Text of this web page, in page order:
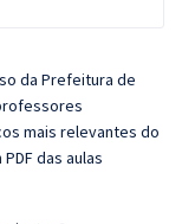
da Prefeitura de
mais relevantes do
das aulas